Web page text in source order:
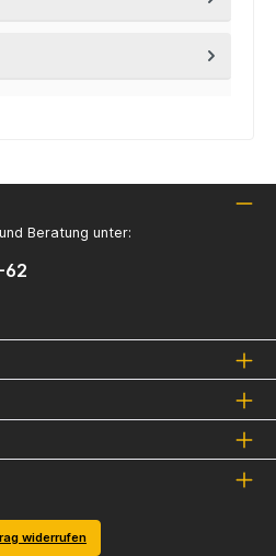
Beratung unter:
62
widerrufen